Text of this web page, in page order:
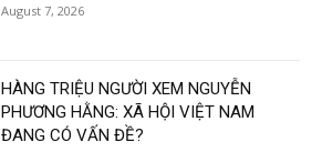
August 7, 2026
HÀNG TRIỆU NGƯỜI XEM NGUYỄN
PHƯƠNG HẰNG: XÃ HỘI VIỆT NAM
ĐANG CÓ VẤN ĐỀ?